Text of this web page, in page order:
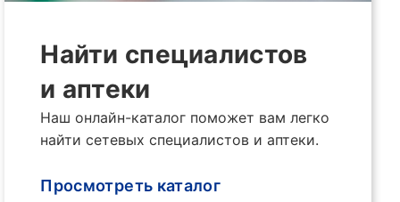
Найти специалистов
и аптеки
Наш онлайн-каталог поможет вам легко
найти сетевых специалистов и аптеки.
Просмотреть каталог